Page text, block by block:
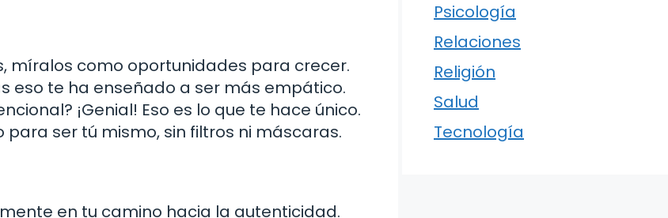
míralos como oportunidades para crecer.
eso te ha enseñado a ser más empático.
¡Genial! Eso es lo que te hace único.
ser tú mismo, sin filtros ni máscaras.
en tu camino hacia la autenticidad.
Psicología
Relaciones
Religión
Salud
Tecnología